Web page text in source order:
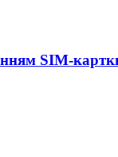
SIM-